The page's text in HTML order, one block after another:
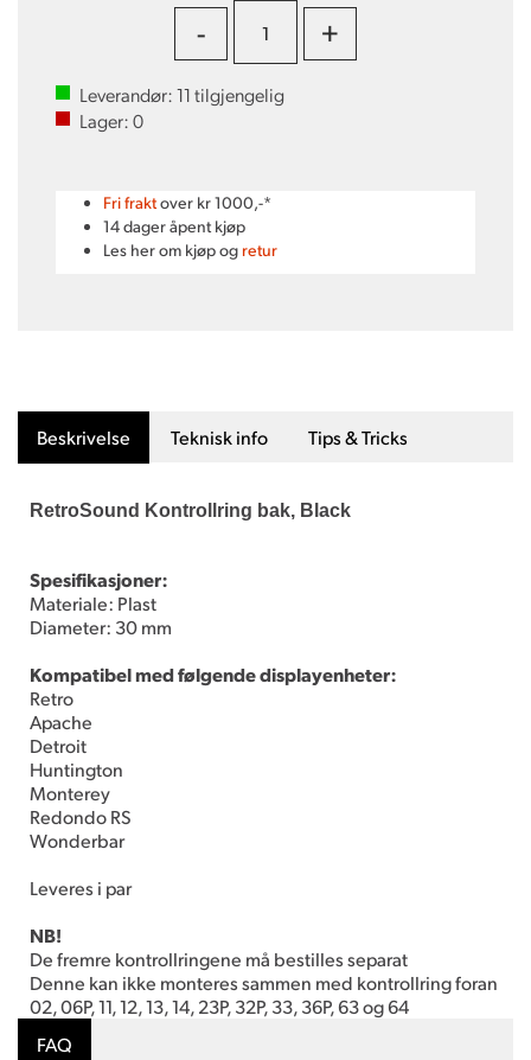
- +
Leverandør:11tilgjengelig
Lager:0
Fri fraktover kr 1000,-*
14 dager åpent kjøp
Les her om kjøp og retur
Beskrivelse Teknisk info Tips & Tricks
RetroSound Kontrollring bak, Black
Spesifikasjoner:
Materiale: Plast
Diameter: 30 mm
Kompatibel med følgende displayenheter:
Retro
Apache
Detroit
Huntington
Monterey
Redondo RS
Wonderbar
Leveres i par
NB!
De fremre kontrollringene må bestilles separat
Denne kan ikke monteres sammen med kontrollring foran
02, 06P, 11, 12, 13, 14, 23P, 32P, 33, 36P, 63 og 64
FAQ